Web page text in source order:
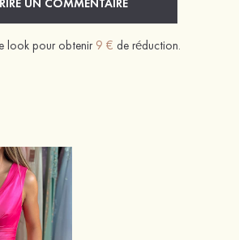
look pour obtenir 9 € de réduction.